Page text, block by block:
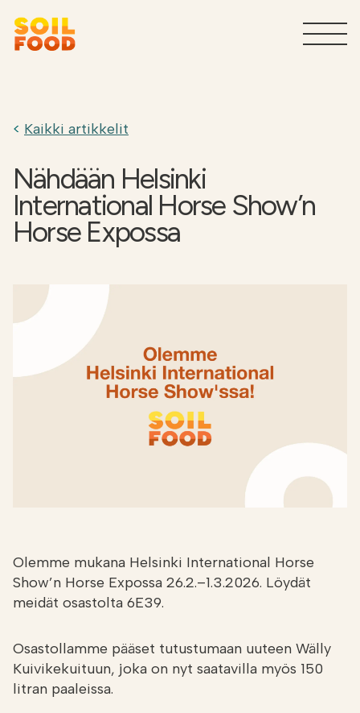
Sivuvirtojen käsittelypalvelut
teollisuudelle
Tuotteet teollisuudelle
Ota yhteyttä
FI Etsi
VERKKOKAUPPA
Kaikki artikkelit
Nähdään Helsinki
International Horse Show’n
Horse Expossa
Olemme mukana Helsinki International Horse
Show’n Horse Expossa 26.2.–1.3.2026. Löydät
meidät osastolta 6E39.
Osastollamme pääset tutustumaan uuteen Wälly
Kuivikekuituun, joka on nyt saatavilla myös 150
litran paaleissa.